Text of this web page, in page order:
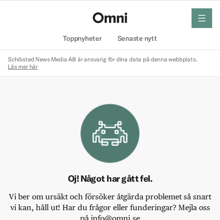
Toppnyheter Senaste nytt
meny
Schibsted News Media AB är ansvarig för dina data på denna webbplats.
Läs mer här
Oj! Något har gått fel.
Vi ber om ursäkt och försöker åtgärda problemet så snart
vi kan, håll ut! Har du frågor eller funderingar? Mejla oss